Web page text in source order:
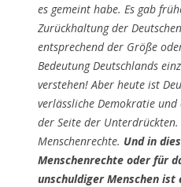
es gemeint habe. Es gab
Zurückhaltung der
entsprechend der Größe
Bedeutung Deutschlands
verstehen! Aber heute ist
verlässliche Demokratie und
der Seite der
Menschenrechte. Und in
Menschenrechte oder für
unschuldiger Menschen ist